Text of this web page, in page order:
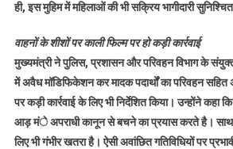
ही, इस मुहिम में महिलाओं की भी सक्रिय भागीदारी
वाहनों के शीशों पर काली फिल्म पर हो कड़ी कार्रवाई
मुख्यमंत्री ने पुलिस, प्रशासन और परिवहन विभाग के
में अवैध मॉडिफिकेशन कर मादक पदार्थों का परिवहन सहित
पर कड़ी कार्रवाई के लिए भी निर्देशित किया। उन्होंने कहा
आड़ मंे अपराधी कानून से बचने का प्रयास करते है। साथ
लिए भी गंभीर खतरा है। ऐसी अवांछित गतिविधियों पर